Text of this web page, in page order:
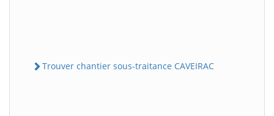
Trouver chantier sous-traitance CAVEIRAC